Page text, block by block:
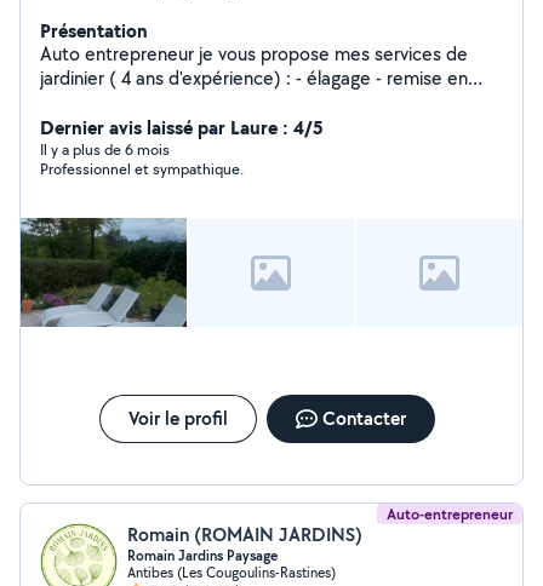
Présentation
Auto entrepreneur je vous propose mes services de
jardinier ( 4 ans d'expérience) : - élagage - remise en
petits travaux,débarrassage, déménagement et
nettoyage Karsher de voitures, toitures et terrasses.
Dernier avis laissé par Laure : 4/5
Il y a plus de 6 mois
Professionnel et sympathique.
Voir le profil Contacter
Auto-entrepreneur
Romain (ROMAIN JARDINS)
Romain Jardins Paysage
Antibes (Les Cougoulins-Rastines)